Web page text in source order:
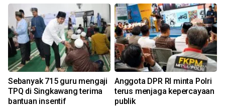
Sebanyak 715 guru mengaji
TPQ di Singkawang terima
bantuan insentif
Anggota DPR RI minta Polri
terus menjaga kepercayaan
publik